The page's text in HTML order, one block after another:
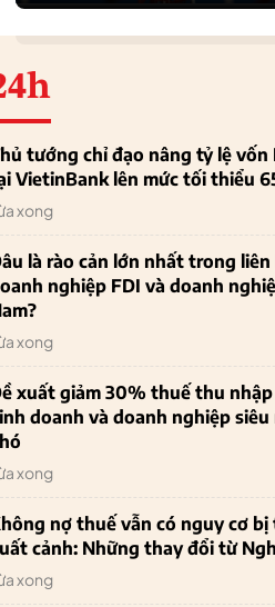
tướng chỉ đạo nâng tỷ lệ vốn
VietinBank lên mức tối thiểu
xong
là rào cản lớn nhất trong liên
nghiệp FDI và doanh
xong
xuất giảm 30% thuế thu
doanh và doanh nghiệp
xong
nợ thuế vẫn có nguy cơ bị
cảnh: Những thay đổi từ
xong